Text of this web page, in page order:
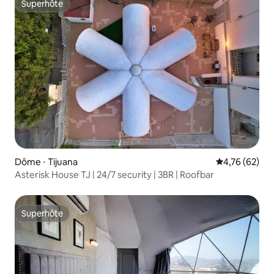
Superhôte
Superhôte
Dôme ⋅ Tijuana Évaluation
4,76 (62)
Asterisk House TJ | 24/7 security | 3BR | Roofbar
Superhôte
Superhôte